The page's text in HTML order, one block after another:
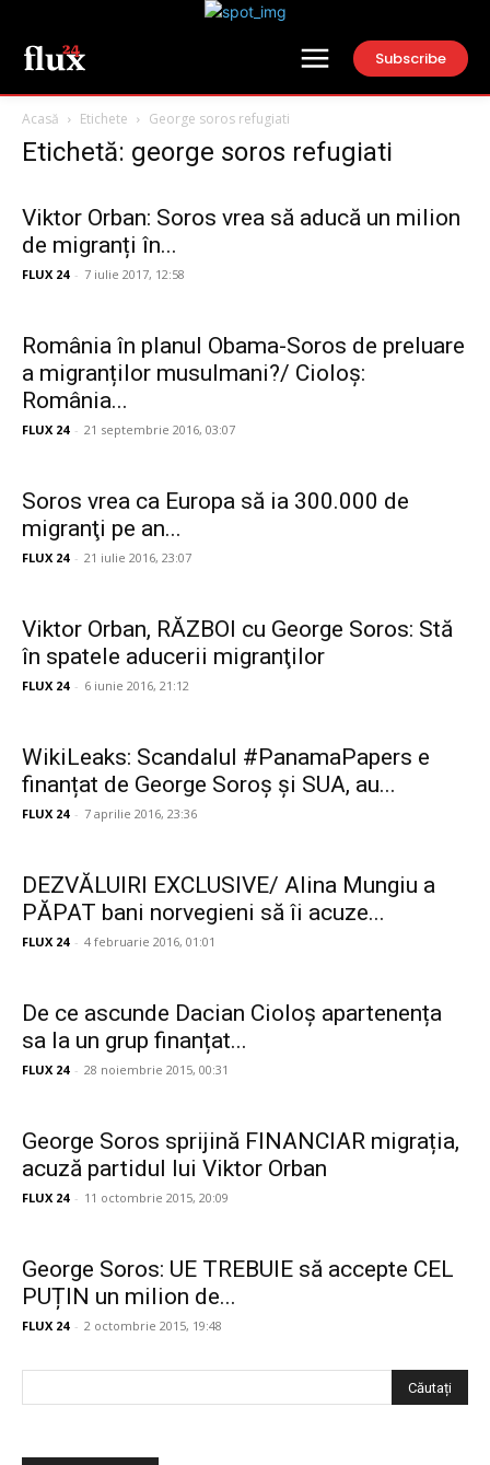
Subscribe
Acasă Etichete George soros refugiati
Etichetă: george soros refugiati
Viktor Orban: Soros vrea să aducă un milion
de migranți în...
FLUX 24 - 7 iulie 2017, 12:58
România în planul Obama-Soros de preluare
a migranților musulmani?/ Cioloș:
România...
FLUX 24 - 21 septembrie 2016, 03:07
Soros vrea ca Europa să ia 300.000 de
migranţi pe an...
FLUX 24 - 21 iulie 2016, 23:07
Viktor Orban, RĂZBOI cu George Soros: Stă
în spatele aducerii migranţilor
FLUX 24 - 6 iunie 2016, 21:12
WikiLeaks: Scandalul #PanamaPapers e
finanțat de George Soroș și SUA, au...
FLUX 24 - 7 aprilie 2016, 23:36
DEZVĂLUIRI EXCLUSIVE/ Alina Mungiu a
PĂPAT bani norvegieni să îi acuze...
FLUX 24 - 4 februarie 2016, 01:01
De ce ascunde Dacian Cioloș apartenența
sa la un grup finanțat...
FLUX 24 - 28 noiembrie 2015, 00:31
George Soros sprijină FINANCIAR migrația,
acuză partidul lui Viktor Orban
FLUX 24 - 11 octombrie 2015, 20:09
George Soros: UE TREBUIE să accepte CEL
PUȚIN un milion de...
FLUX 24 - 2 octombrie 2015, 19:48